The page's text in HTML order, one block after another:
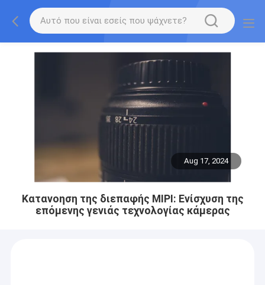
Aug 17, 2024
Κατανοηση της διεπαφής MIPI: Ενίσχυση της
επόμενης γενιάς τεχνολογίας κάμερας